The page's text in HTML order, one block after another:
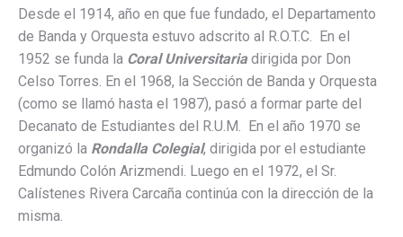
Desde el 1914, año en que fue fundado, el Departamento
de Banda y Orquesta estuvo adscrito al R.O.T.C. En el
1952 se funda la Coral Universitaria dirigida por Don
Celso Torres. En el 1968, la Sección de Banda y Orquesta
(como se llamó hasta el 1987), pasó a formar parte del
Decanato de Estudiantes del R.U.M. En el año 1970 se
organizó la Rondalla Colegial, dirigida por el estudiante
Edmundo Colón Arizmendi. Luego en el 1972, el Sr.
Calístenes Rivera Carcaña continúa con la dirección de la
misma.